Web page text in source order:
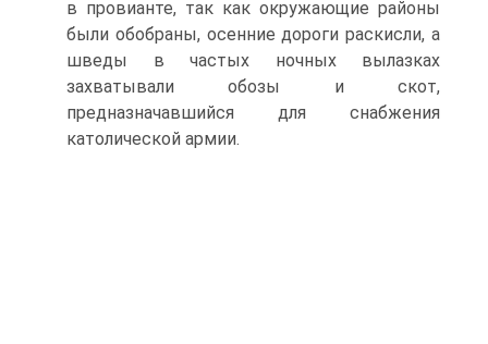
в провианте, так как окру­жающие районы
были обобраны, осенние дороги рас­кисли, а
шведы в частых ночных вылазках
захватыва­ли обозы и скот,
предназначавшийся для снабжения
католической армии.